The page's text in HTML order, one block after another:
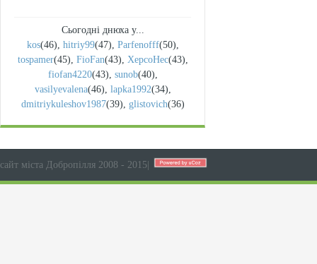
Сьогодні днюха у...
kos(46), hitriy99(47), Parfenofff(50),
tospamer(45), FioFan(43), XepcoHec(43),
fiofan4220(43), sunob(40),
vasilyevalena(46), lapka1992(34),
dmitriykuleshov1987(39), glistovich(36)
сайт міста Добропілля 2008 - 2015